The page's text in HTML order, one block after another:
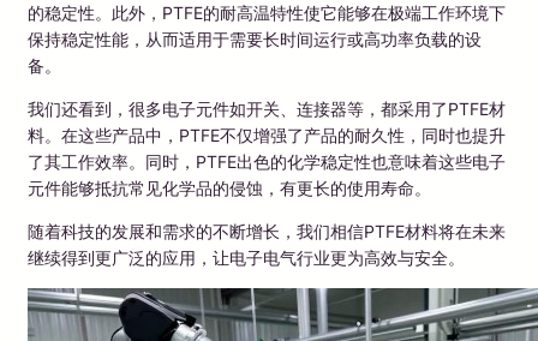
的稳定性。此外，PTFE的耐高温特性使它能够在极端工作环境下
保持稳定性能，从而适用于需要长时间运行或高功率负载的设
备。
我们还看到，很多电子元件如开关、连接器等，都采用了PTFE材
料。在这些产品中，PTFE不仅增强了产品的耐久性，同时也提升
了其工作效率。同时，PTFE出色的化学稳定性也意味着这些电子
元件能够抵抗常见化学品的侵蚀，有更长的使用寿命。
随着科技的发展和需求的不断增长，我们相信PTFE材料将在未来
继续得到更广泛的应用，让电子电气行业更为高效与安全。